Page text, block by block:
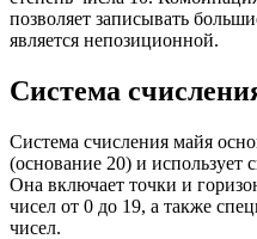
позволяет записывать
является непозиционной.
Система
Система счисления майя
(основание 20) и использует
Она включает точки и
чисел от 0 до 19, а также
чисел.